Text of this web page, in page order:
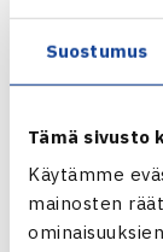
Suostumus
Tämä sivusto
Käytämme
mainosten
Pääsarjapaikka
voittajille.
Nelinpelissä
Naisten